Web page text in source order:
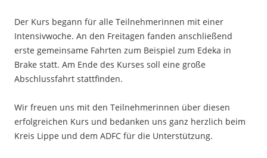
Der Kurs begann für alle Teilnehmerinnen mit einer
Intensivwoche. An den Freitagen fanden anschließend
erste gemeinsame Fahrten zum Beispiel zum Edeka in
Brake statt. Am Ende des Kurses soll eine große
Abschlussfahrt stattfinden.
Wir freuen uns mit den Teilnehmerinnen über diesen
erfolgreichen Kurs und bedanken uns ganz herzlich beim
Kreis Lippe und dem ADFC für die Unterstützung.